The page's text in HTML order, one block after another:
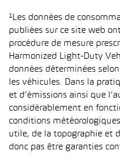
¹Les données de
publiées sur ce site web
procédure de mesure
Harmonized Light-Duty
données déterminées
les véhicules. Dans la
et d’émissions ainsi que
considérablement en
conditions
utile, de la topographie et
donc pas être garanties